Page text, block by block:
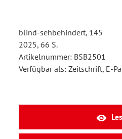
blind-sehbehindert, 145
2025, 66 S.
Artikelnummer: BSB2501
Verfügbar als: Zeitschrift, E-